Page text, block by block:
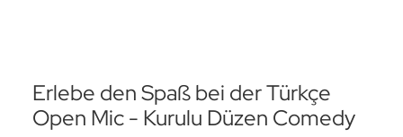
Erlebe den Spaß bei der Türkçe
Open Mic - Kurulu Düzen Comedy